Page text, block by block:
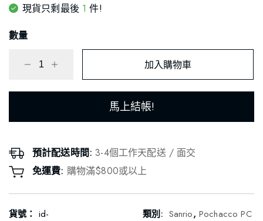
現貨只剩最後 1 件!
數量
加入購物車
馬上結帳!
預計配送時間:3-4個工作天配送 / 面交
免運費: 購物滿$800或以上
貨號： id-
類別: Sanrio, Pochacco PC